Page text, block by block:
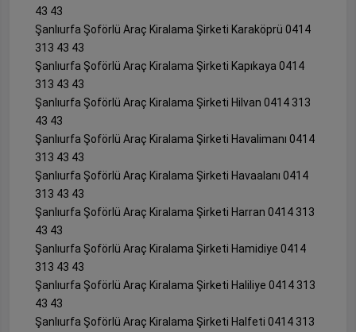
43 43
Şanlıurfa Şoförlü Araç Kiralama Şirketi Karaköprü 0414
313 43 43
Şanlıurfa Şoförlü Araç Kiralama Şirketi Kapıkaya 0414
313 43 43
Şanlıurfa Şoförlü Araç Kiralama Şirketi Hilvan 0414 313
43 43
Şanlıurfa Şoförlü Araç Kiralama Şirketi Havalimanı 0414
313 43 43
Şanlıurfa Şoförlü Araç Kiralama Şirketi Havaalanı 0414
313 43 43
Şanlıurfa Şoförlü Araç Kiralama Şirketi Harran 0414 313
43 43
Şanlıurfa Şoförlü Araç Kiralama Şirketi Hamidiye 0414
313 43 43
Şanlıurfa Şoförlü Araç Kiralama Şirketi Haliliye 0414 313
43 43
Şanlıurfa Şoförlü Araç Kiralama Şirketi Halfeti 0414 313